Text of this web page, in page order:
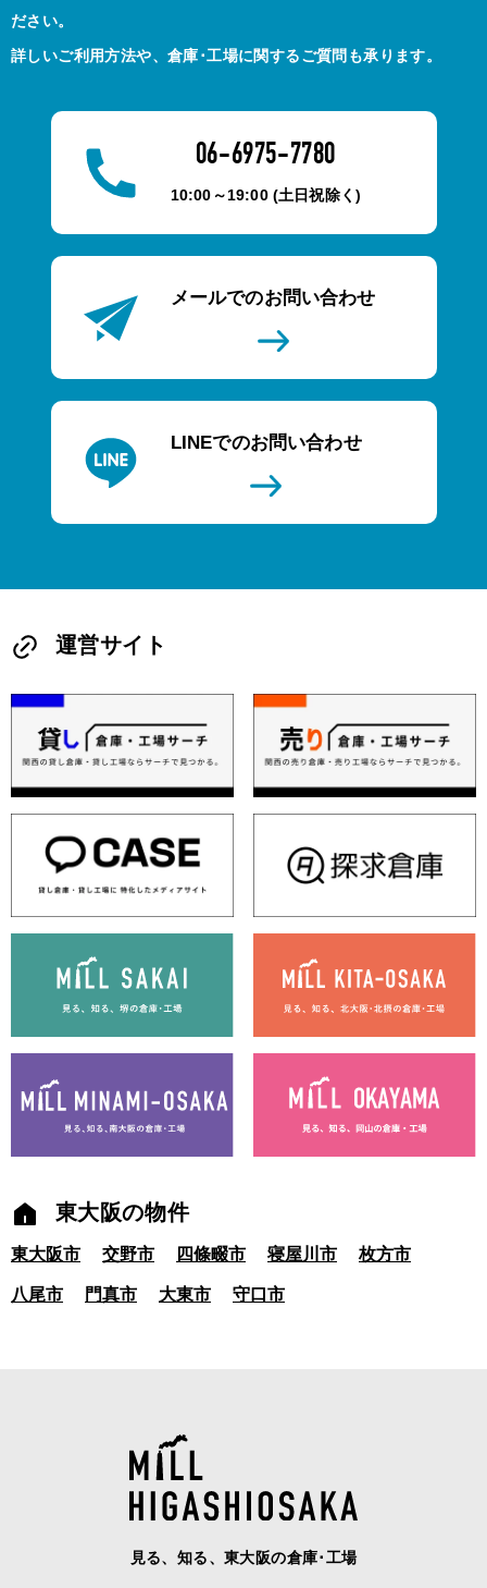
ださい。
詳しいご利用方法や、倉庫･工場に関するご質問も承ります。
06-6975-7780
10:00～19:00 (土日祝除く)
メールでのお問い合わせ
LINEでのお問い合わせ
運営サイト
東大阪の物件
東大阪市 交野市 四條畷市 寝屋川市 枚方市
八尾市 門真市 大東市 守口市
見る、知る、東大阪の倉庫･工場